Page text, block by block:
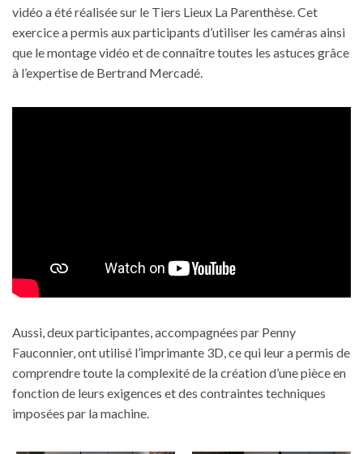
vidéo a été réalisée sur le Tiers Lieux La Parenthèse. Cet
exercice a permis aux participants d’utiliser les caméras ainsi
que le montage vidéo et de connaître toutes les astuces grâce
à l’expertise de Bertrand Mercadé.
Aussi, deux participantes, accompagnées par Penny
Fauconnier, ont utilisé l’imprimante 3D, ce qui leur a permis de
comprendre toute la complexité de la création d’une pièce en
fonction de leurs exigences et des contraintes techniques
imposées par la machine.